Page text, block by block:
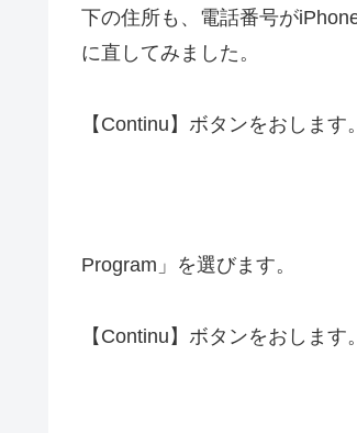
下の住所も、電話番号が
に直してみました。
【Continu】ボタンをおします。
Program」を選びます。
【Continu】ボタンをおします。